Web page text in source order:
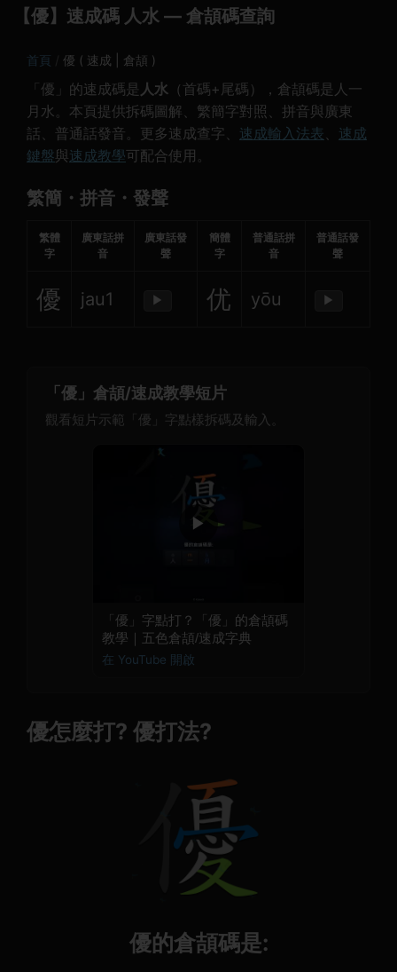
【優】速成碼 人水 — 倉頡碼查詢
首頁 優 ( 速成 | 倉頡 )
「優」的速成碼是 人水 （首碼+尾碼），倉頡碼是人一
月水。本頁提供拆碼圖解、繁簡字對照、拼音與廣東
話、普通話發音。更多速成查字、 速成輸入法表、 速成
鍵盤與速成教學可配合使用。
繁簡・拼音・發聲
繁體
字
廣東話拼
音
廣東話發
聲
簡體
字
普通話拼
音
普通話發
聲
優 jau1 ▶ 优 yōu ▶
「優」倉頡/速成教學短片
觀看短片示範「優」字點樣拆碼及輸入。
▶
「優」字點打？「優」的倉頡碼
教學｜五色倉頡/速成字典
在 YouTube 開啟
優怎麼打? 優打法?
優的倉頡碼是: